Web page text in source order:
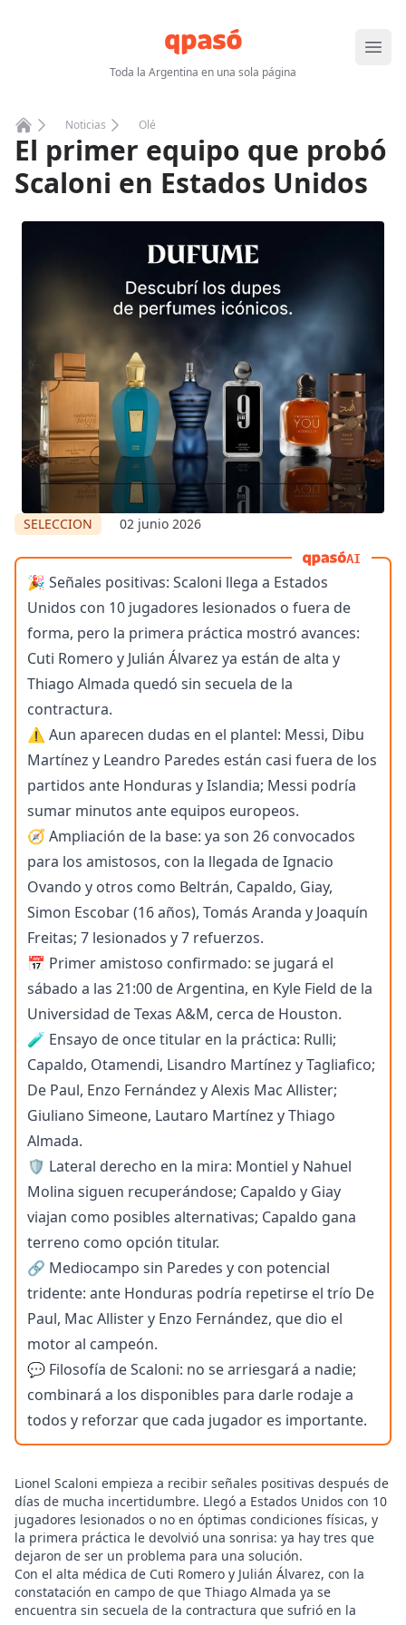
Toda la Argentina en una sola página
Abrir
Home
Noticias Olé
El primer equipo que probó
Scaloni en Estados Unidos
SELECCION 02 junio 2026
AI
🎉 Señales positivas: Scaloni llega a Estados
Unidos con 10 jugadores lesionados o fuera de
forma, pero la primera práctica mostró avances:
Cuti Romero y Julián Álvarez ya están de alta y
Thiago Almada quedó sin secuela de la
contractura.
⚠️ Aun aparecen dudas en el plantel: Messi, Dibu
Martínez y Leandro Paredes están casi fuera de los
partidos ante Honduras y Islandia; Messi podría
sumar minutos ante equipos europeos.
🧭 Ampliación de la base: ya son 26 convocados
para los amistosos, con la llegada de Ignacio
Ovando y otros como Beltrán, Capaldo, Giay,
Simon Escobar (16 años), Tomás Aranda y Joaquín
Freitas; 7 lesionados y 7 refuerzos.
📅 Primer amistoso confirmado: se jugará el
sábado a las 21:00 de Argentina, en Kyle Field de la
Universidad de Texas A&M, cerca de Houston.
🧪 Ensayo de once titular en la práctica: Rulli;
Capaldo, Otamendi, Lisandro Martínez y Tagliafico;
De Paul, Enzo Fernández y Alexis Mac Allister;
Giuliano Simeone, Lautaro Martínez y Thiago
Almada.
🛡️ Lateral derecho en la mira: Montiel y Nahuel
Molina siguen recuperándose; Capaldo y Giay
viajan como posibles alternativas; Capaldo gana
terreno como opción titular.
🔗 Mediocampo sin Paredes y con potencial
tridente: ante Honduras podría repetirse el trío De
Paul, Mac Allister y Enzo Fernández, que dio el
motor al campeón.
💬 Filosofía de Scaloni: no se arriesgará a nadie;
combinará a los disponibles para darle rodaje a
todos y reforzar que cada jugador es importante.
Lionel Scaloni empieza a recibir señales positivas después de
días de mucha incertidumbre. Llegó a Estados Unidos con 10
jugadores lesionados o no en óptimas condiciones físicas, y
la primera práctica le devolvió una sonrisa: ya hay tres que
dejaron de ser un problema para una solución.
Con el alta médica de Cuti Romero y Julián Álvarez, con la
constatación en campo de que Thiago Almada ya se
encuentra sin secuela de la contractura que sufrió en la